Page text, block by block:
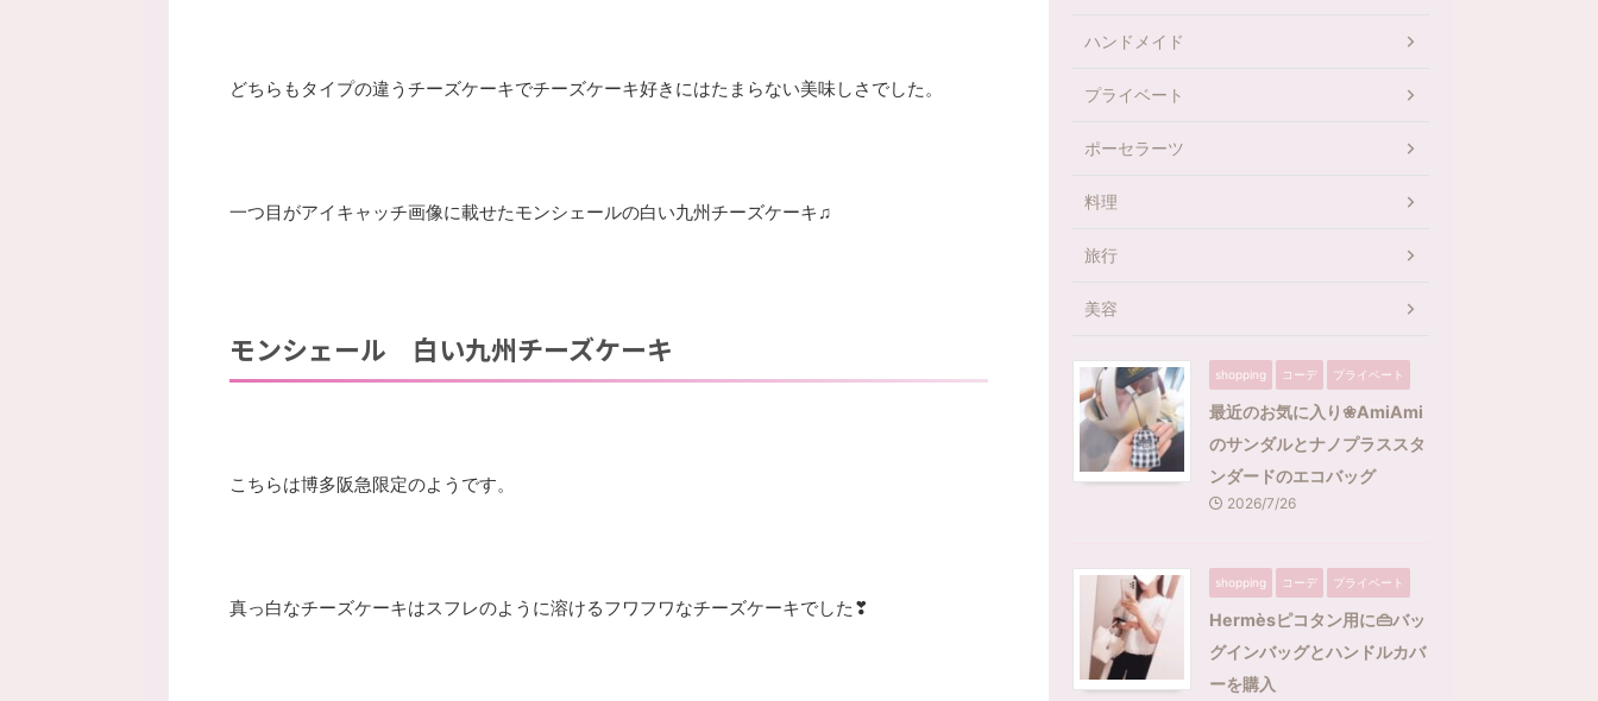
どちらもタイプの違うチーズケーキでチーズケーキ好きにはたまらない美味しさでした。
一つ目がアイキャッチ画像に載せたモンシェールの白い九州チーズケーキ♫
モンシェール 白い九州チーズケーキ
こちらは博多阪急限定のようです。
真っ白なチーズケーキはスフレのように溶けるフワフワなチーズケーキでした❣
ハンドメイド
プライベート
ポーセラーツ
料理
旅行
美容
shopping コーデ プライベート
最近のお気に入り❀AmiAmi
のサンダルとナノプラススタ
ンダードのエコバッグ
2026/7/26
shopping コーデ プライベート
Hermèsピコタン用に👜バッ
グインバッグとハンドルカバ
ーを購入